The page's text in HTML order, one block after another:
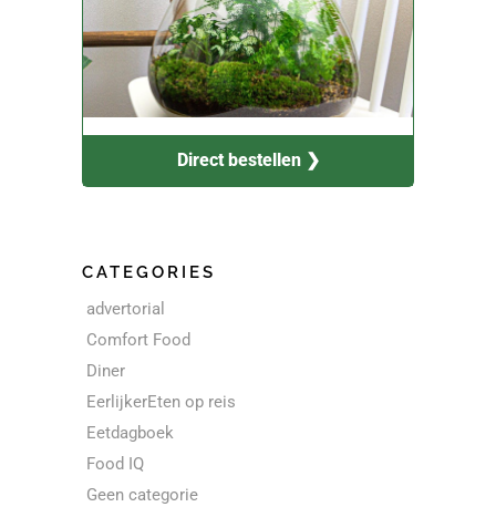
Direct bestellen ❯
CATEGORIES
advertorial
Comfort Food
Diner
EerlijkerEten op reis
Eetdagboek
Food IQ
Geen categorie